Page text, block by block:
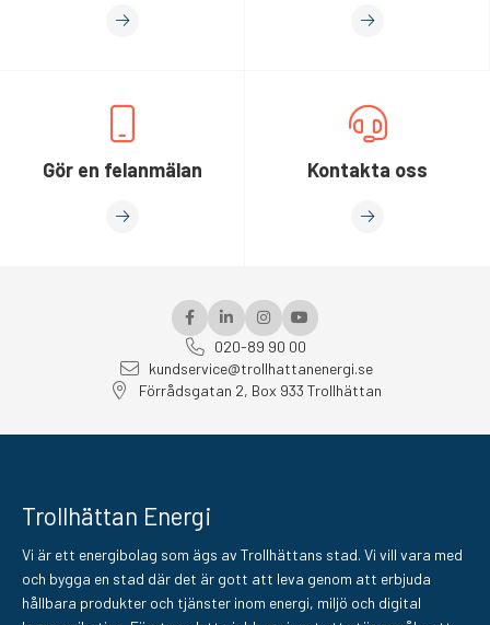
Gör en felanmälan Kontakta oss
020-89 90 00
kundservice@trollhattanenergi.se
Förrådsgatan 2, Box 933 Trollhättan
Trollhättan Energi
Vi är ett energibolag som ägs av Trollhättans stad. Vi vill vara med
och bygga en stad där det är gott att leva genom att erbjuda
hållbara produkter och tjänster inom energi, miljö och digital